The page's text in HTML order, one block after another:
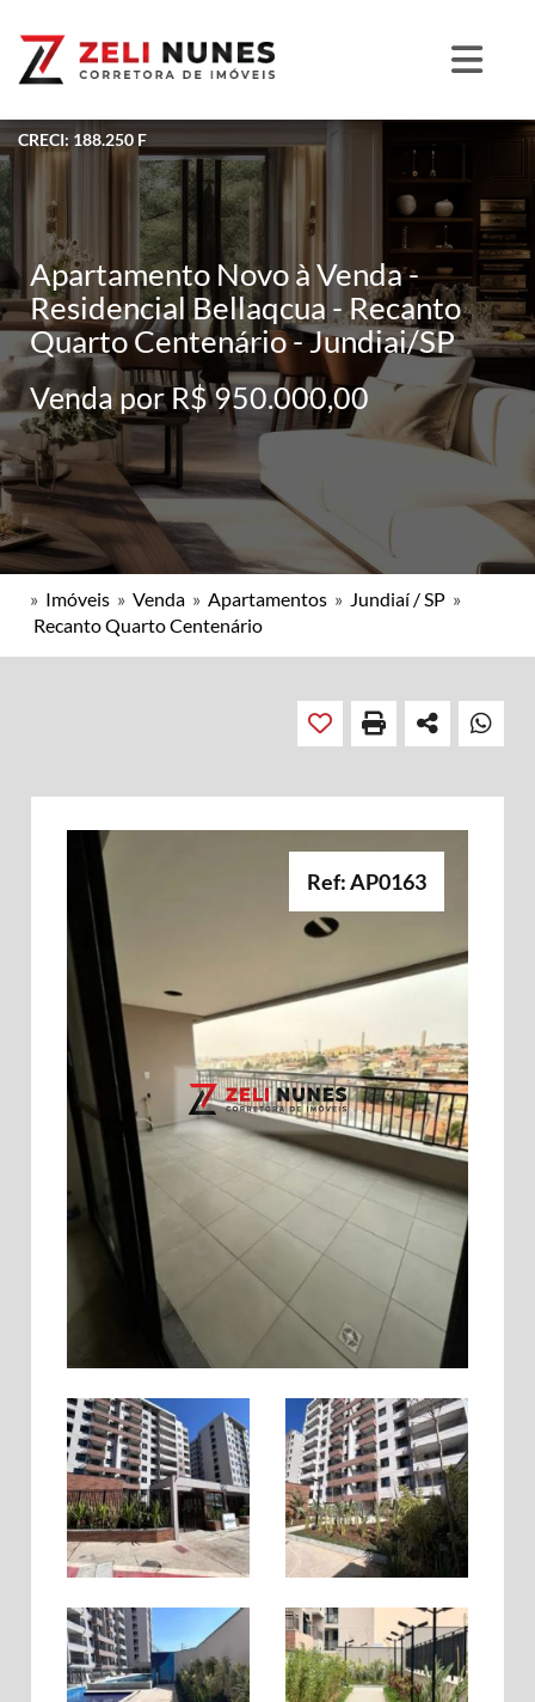
CRECI: 188.250 F
Apartamento Novo à Venda -
Residencial Bellaqcua - Recanto
Quarto Centenário - Jundiai/SP
Venda por R$ 950.000,00
» Imóveis » Venda » Apartamentos » Jundiaí / SP »
Recanto Quarto Centenário
Ref: AP0163